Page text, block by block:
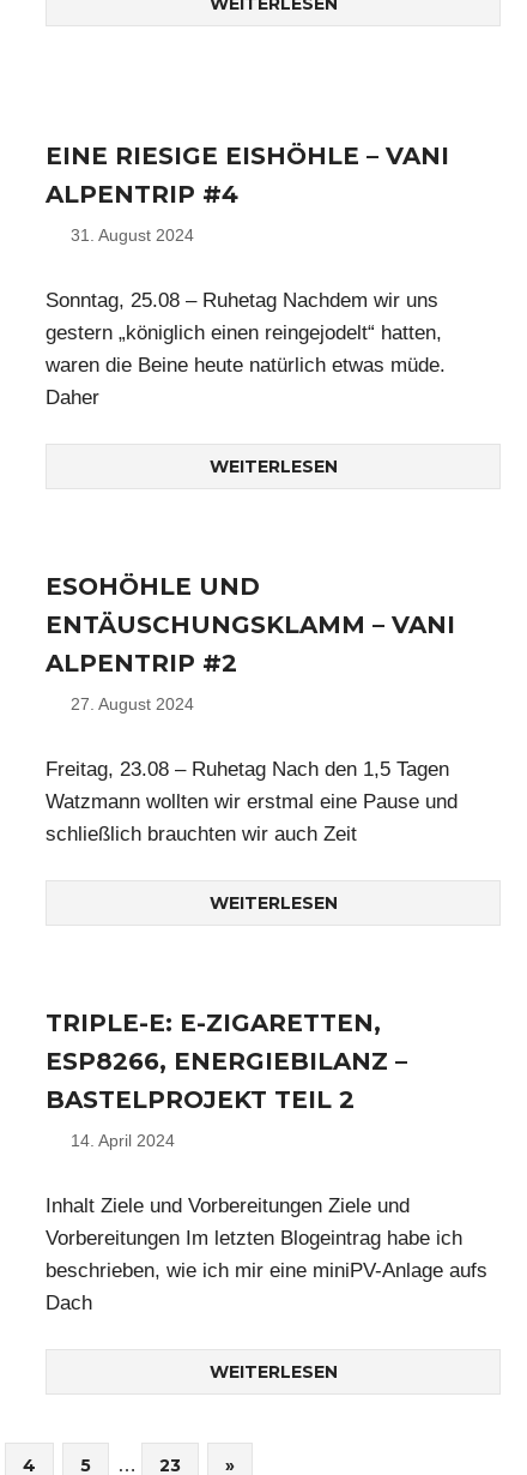
EINE RIESIGE EISHÖHLE – VANI
ALPENTRIP #4
31. August 2024
Sonntag, 25.08 – Ruhetag Nachdem wir uns
gestern „königlich einen reingejodelt“ hatten,
waren die Beine heute natürlich etwas müde.
Daher
WEITERLESEN
ESOHÖHLE UND
ENTÄUSCHUNGSKLAMM – VANI
ALPENTRIP #2
27. August 2024
Freitag, 23.08 – Ruhetag Nach den 1,5 Tagen
Watzmann wollten wir erstmal eine Pause und
schließlich brauchten wir auch Zeit
WEITERLESEN
TRIPLE-E: E-ZIGARETTEN,
ESP8266, ENERGIEBILANZ –
BASTELPROJEKT TEIL 2
14. April 2024
Inhalt Ziele und Vorbereitungen Ziele und
Vorbereitungen Im letzten Blogeintrag habe ich
beschrieben, wie ich mir eine miniPV-Anlage aufs
Dach
WEITERLESEN
4 5 … 23 Nächste
»